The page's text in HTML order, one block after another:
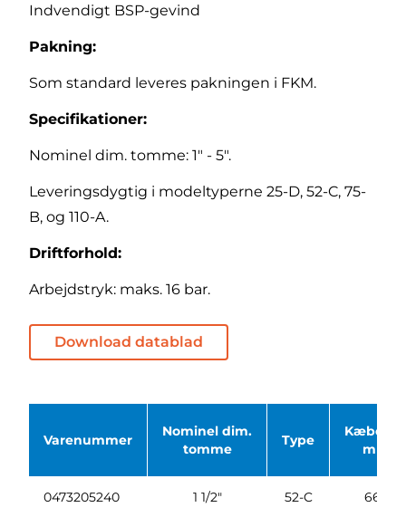
Indvendigt BSP-gevind
Pakning:
Som standard leveres pakningen i FKM.
Specifikationer:
Nominel dim. tomme: 1" - 5".
Leveringsdygtig i modeltyperne 25-D, 52-C, 75-
B, og 110-A.
Driftforhold:
Arbejdstryk: maks. 16 bar.
Download datablad
Varenummer
Nominel dim.
tomme
Type
mm.
0473205240 1 1/2" 52-C 66,0